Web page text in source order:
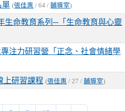
單 (張佳惠 / 64 /輔導室)
生命教育系列─「生命教育與心靈
注力研習營「正念、社會情緒學
上研習課程 (張佳惠 / 27 / 輔導室)